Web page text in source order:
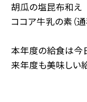
胡瓜の塩昆布和え
ココア牛乳の素（通
本年度の給食は今
来年度も美味しい